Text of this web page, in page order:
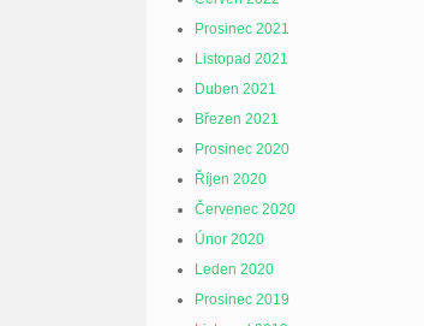
Prosinec 2021
Listopad 2021
Duben 2021
Březen 2021
Prosinec 2020
Říjen 2020
Červenec 2020
Únor 2020
Leden 2020
Prosinec 2019